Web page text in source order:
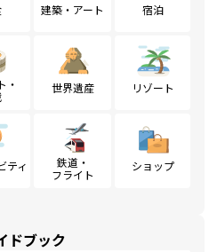
建築・アート 宿泊
・
世界遺産 リゾート
ティ
鉄道・
フライト
ショップ
ドブック